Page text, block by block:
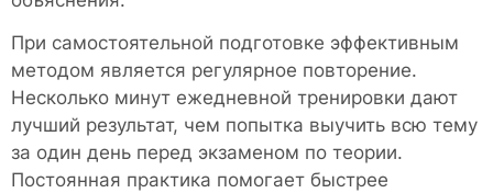
При самостоятельной подготовке эффективным
методом является регулярное повторение.
Несколько минут ежедневной тренировки дают
лучший результат, чем попытка выучить всю тему
за один день перед экзаменом по теории.
Постоянная практика помогает быстрее